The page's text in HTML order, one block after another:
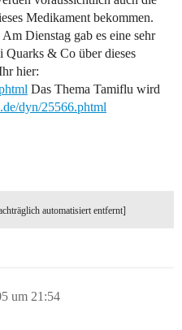
Medikament bekommen.
Dienstag gab es eine sehr
Quarks & Co über dieses
hier:
Das Thema Tamiflu wird
dyn/25566.phtml
automatisiert entfernt]
um 21:54